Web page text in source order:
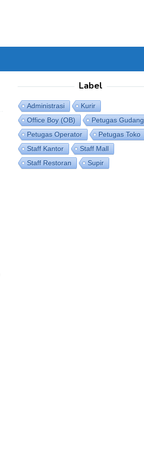
Label
Administrasi
Kurir
Office Boy (OB)
Petugas Gudang
Petugas Operator
Petugas Toko
Staff Kantor
Staff Mall
Staff Restoran
Supir